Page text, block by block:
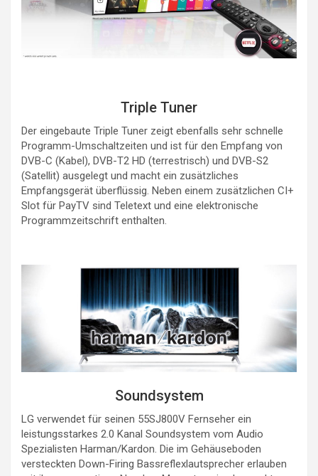
Triple Tuner
Der eingebaute Triple Tuner zeigt ebenfalls sehr schnelle
Programm-Umschaltzeiten und ist für den Empfang von
DVB-C (Kabel), DVB-T2 HD (terrestrisch) und DVB-S2
(Satellit) ausgelegt und macht ein zusätzliches
Empfangsgerät überflüssig. Neben einem zusätzlichen CI+
Slot für PayTV sind Teletext und eine elektronische
Programmzeitschrift enthalten.
Soundsystem
LG verwendet für seinen 55SJ800V Fernseher ein
leistungsstarkes 2.0 Kanal Soundsystem vom Audio
Spezialisten Harman/Kardon. Die im Gehäuseboden
versteckten Down-Firing Bassreflexlautsprecher erlauben